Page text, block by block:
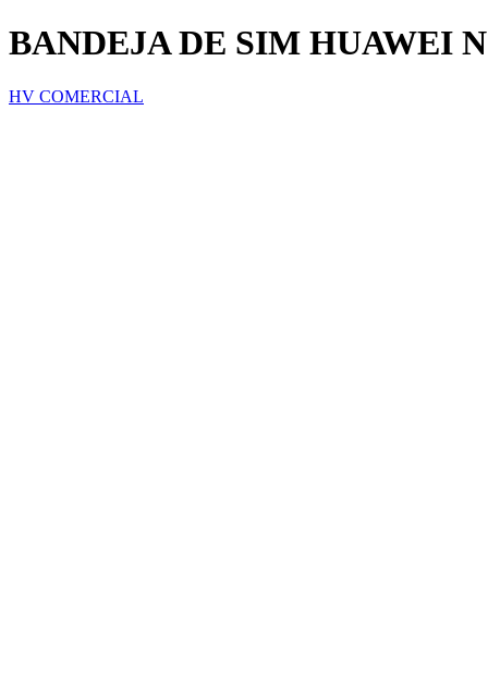
BANDEJA DE SIM HUAWEI
HV COMERCIAL